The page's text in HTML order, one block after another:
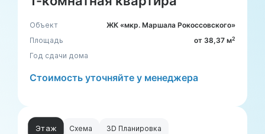
Этаж Схема 3D Планировка
Объект
ЖК «мкр. Маршала Рокоссовского»
Площадь
от 38,37 м2
Год сдачи дома
Стоимость уточняйте у менеджера